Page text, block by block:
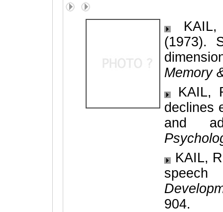
KAIL,
(1973).
Memory
KAIL,
declines
and
KAIL,
904.